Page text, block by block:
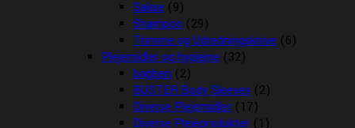
Sakse (9)
Shampoo (29)
Trimme og Udredningsknive (6)
Plejemidler og hygiejne (32)
bagben (2)
BUSTER Body Sleeves (2)
Diverse Plejemidler (17)
Diverse Plejeprodukter (1)